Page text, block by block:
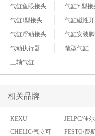
气缸鱼眼接头
气缸Y型接
气缸I型接头
气缸磁性
气缸浮动接头
气缸安装
气动执行器
笔型气缸
三轴气缸
相关品牌
KEXU
JELPC/佳
CHELIC/气立可
FESTO/费